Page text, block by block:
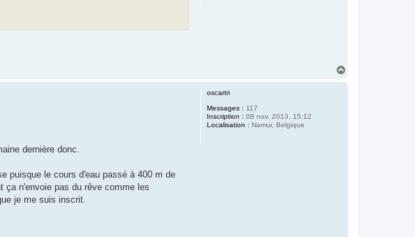
oscartri
Messages : 117
Inscription : 08 nov. 2013, 15:12
Localisation : Namur, Belgique
dernière donc.
puisque le cours d'eau passé à 400 m de
ça n'envoie pas du rêve comme les
je me suis inscrit.